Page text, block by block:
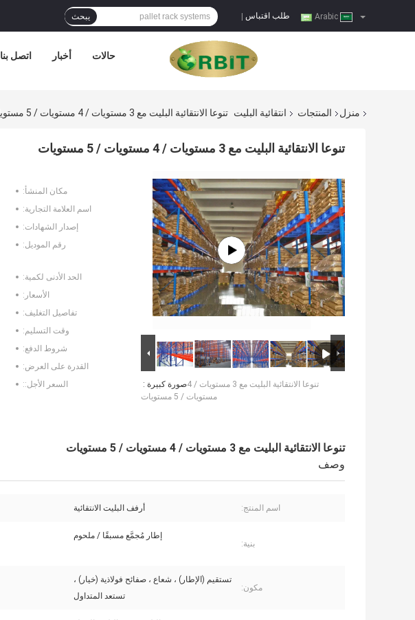
طلب اقتباس يبحث
اتصل بنا أخبار حالات
منزل المنتجات انتقائية البليت تنوعا الانتقائية البليت مع 3 مستويات / 4 مستويات / 5 مستويات
تنوعا الانتقائية البليت مع 3 مستويات / 4 مستويات / 5 مستويات
صورة كبيرة :تنوعا الانتقائية البليت مع 3 مستويات / 4
مستويات / 5 مستويات
مكان المنشأ:
اسم العلامة التجارية:
إصدار الشهادات:
رقم الموديل:
الحد الأدنى لكمية:
الأسعار:
تفاصيل التغليف:
وقت التسليم:
شروط الدفع:
القدرة على العرض:
السعر الأجل::
تنوعا الانتقائية البليت مع 3 مستويات / 4 مستويات / 5 مستويات
وصف
اسم المنتج: أرفف البليت الانتقائية
بنية:
إطار مُجمَّع مسبقًا / ملحوم
مكون:
تستقيم (الإطار) ، شعاع ، صفائح فولاذية (خيار) ،
تستعد المتداول